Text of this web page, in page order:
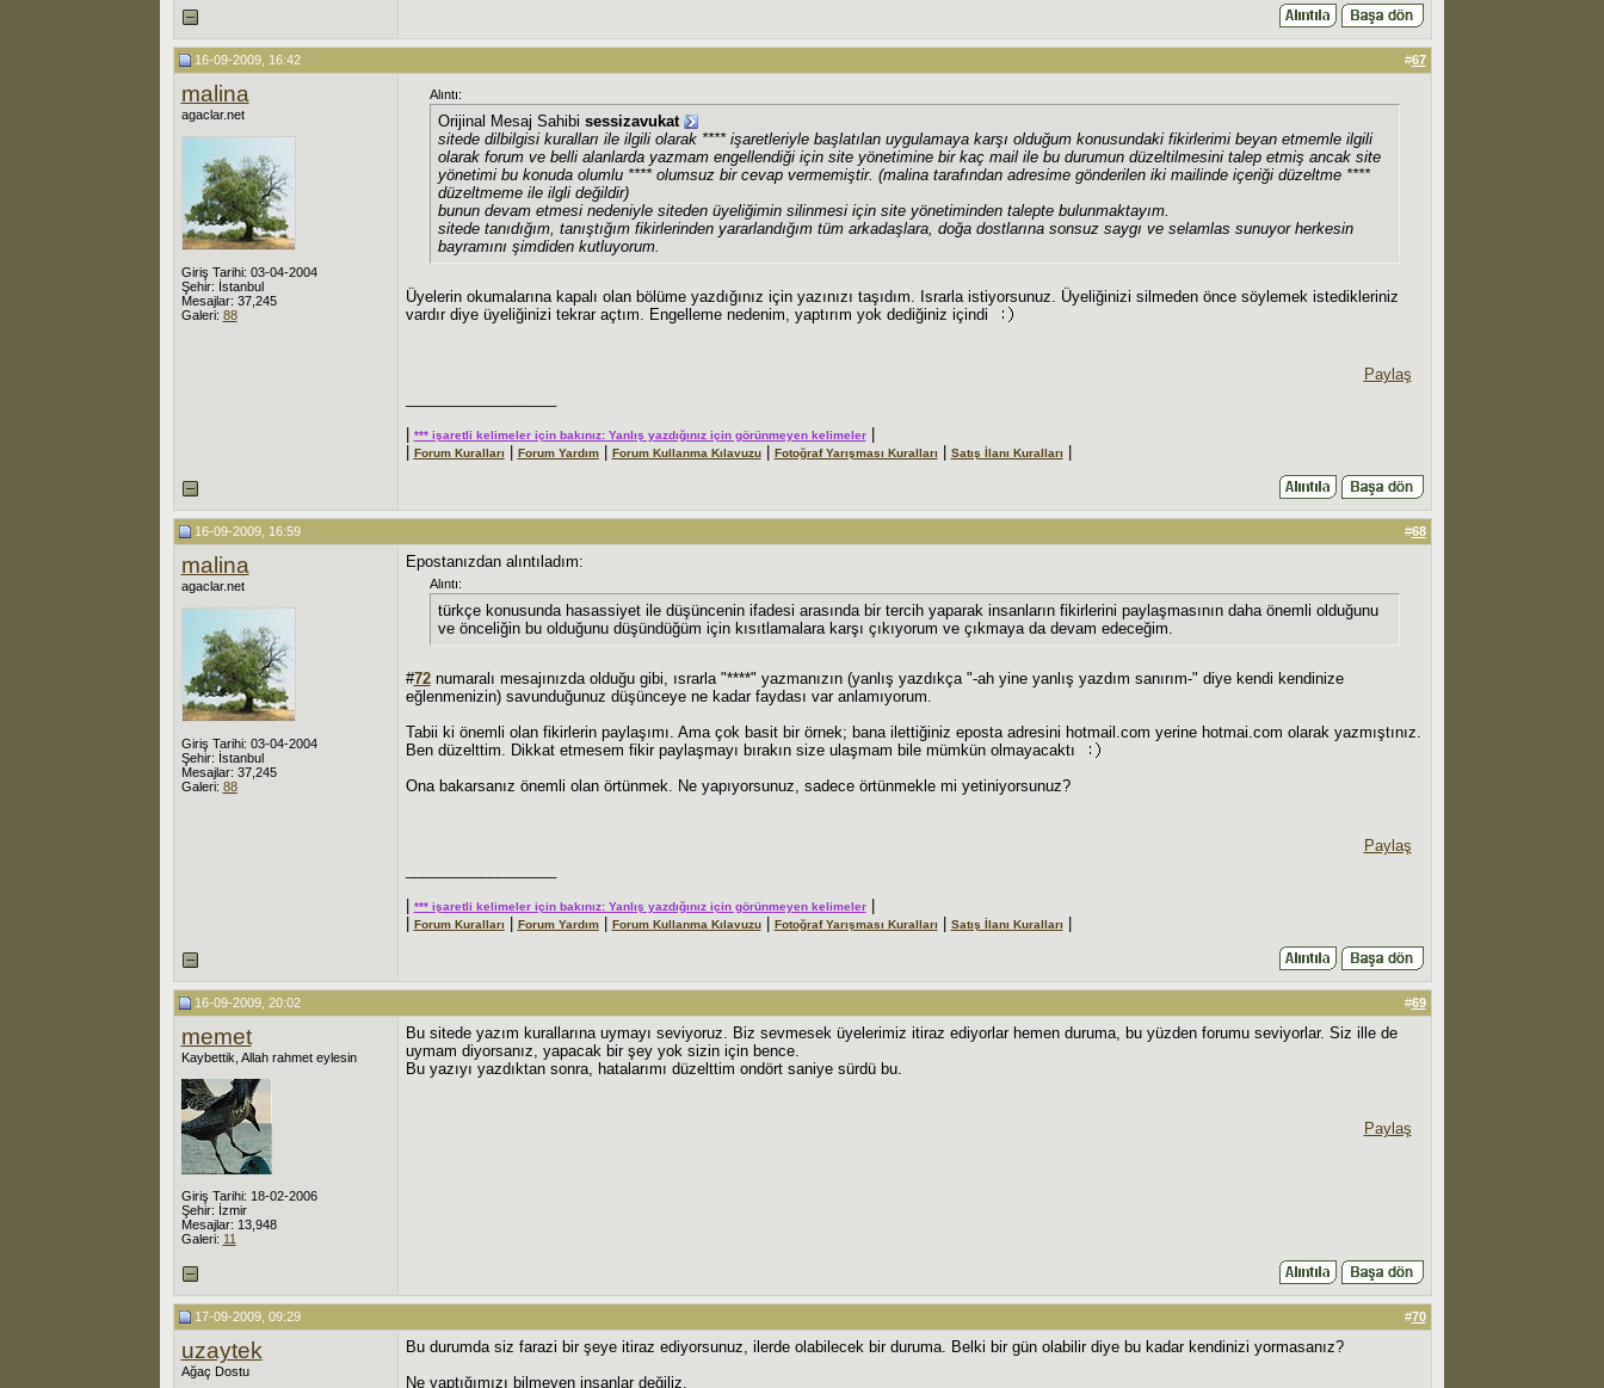
16-09-2009, 16:42 #67
malina
agaclar.net
Giriş Tarihi: 03-04-2004
Şehir: İstanbul
Mesajlar: 37,245
Galeri: 88
Alıntı:
Orijinal Mesaj Sahibi sessizavukat
sitede dilbilgisi kuralları ile ilgili olarak **** işaretleriyle başlatılan uygulamaya karşı olduğum konusundaki fikirlerimi beyan etmemle ilgili
olarak forum ve belli alanlarda yazmam engellendiği için site yönetimine bir kaç mail ile bu durumun düzeltilmesini talep etmiş ancak site
yönetimi bu konuda olumlu **** olumsuz bir cevap vermemiştir. (malina tarafından adresime gönderilen iki mailinde içeriği düzeltme ****
düzeltmeme ile ilgli değildir)
bunun devam etmesi nedeniyle siteden üyeliğimin silinmesi için site yönetiminden talepte bulunmaktayım.
sitede tanıdığım, tanıştığım fikirlerinden yararlandığım tüm arkadaşlara, doğa dostlarına sonsuz saygı ve selamlas sunuyor herkesin
bayramını şimdiden kutluyorum.
Üyelerin okumalarına kapalı olan bölüme yazdığınız için yazınızı taşıdım. Israrla istiyorsunuz. Üyeliğinizi silmeden önce söylemek istedikleriniz
vardır diye üyeliğinizi tekrar açtım. Engelleme nedenim, yaptırım yok dediğiniz içindi
Paylaş
.
*** işaretli kelimeler için bakınız: Yanlış yazdığınız için görünmeyen kelimeler|
Forum Kuralları Forum Yardım| Forum Kullanma Kılavuzu| Fotoğraf Yarışması Kuralları Satış İlanı Kuralları
16-09-2009, 16:59 #68
malina
agaclar.net
Giriş Tarihi: 03-04-2004
Şehir: İstanbul
Mesajlar: 37,245
Galeri: 88
Epostanızdan alıntıladım:
Alıntı:
türkçe konusunda hasassiyet ile düşüncenin ifadesi arasında bir tercih yaparak insanların fikirlerini paylaşmasının daha önemli olduğunu
ve önceliğin bu olduğunu düşündüğüm için kısıtlamalara karşı çıkıyorum ve çıkmaya da devam edeceğim.
#72numaralı mesajınızda olduğu gibi, ısrarla "****" yazmanızın (yanlış yazdıkça "-ah yine yanlış yazdım sanırım-" diye kendi kendinize
eğlenmenizin) savunduğunuz düşünceye ne kadar faydası var anlamıyorum.
Tabii ki önemli olan fikirlerin paylaşımı. Ama çok basit bir örnek; bana ilettiğiniz eposta adresini hotmail.com yerine hotmai.com olarak yazmıştınız.
Ben düzelttim. Dikkat etmesem fikir paylaşmayı bırakın size ulaşmam bile mümkün olmayacaktı
Ona bakarsanız önemli olan örtünmek. Ne yapıyorsunuz, sadece örtünmekle mi yetiniyorsunuz?
Paylaş
.
*** işaretli kelimeler için bakınız: Yanlış yazdığınız için görünmeyen kelimeler|
Forum Kuralları Forum Yardım| Forum Kullanma Kılavuzu| Fotoğraf Yarışması Kuralları Satış İlanı Kuralları
16-09-2009, 20:02 #69
memet
Kaybettik, Allah rahmet eylesin
Giriş Tarihi: 18-02-2006
Şehir: İzmir
Mesajlar: 13,948
Galeri: 11
Bu sitede yazım kurallarına uymayı seviyoruz. Biz sevmesek üyelerimiz itiraz ediyorlar hemen duruma, bu yüzden forumu seviyorlar. Siz ille de
uymam diyorsanız, yapacak bir şey yok sizin için bence.
Bu yazıyı yazdıktan sonra, hatalarımı düzelttim ondört saniye sürdü bu.
Paylaş
17-09-2009, 09:29 #70
uzaytek
Ağaç Dostu
Bu durumda siz farazi bir şeye itiraz ediyorsunuz, ilerde olabilecek bir duruma. Belki bir gün olabilir diye bu kadar kendinizi yormasanız?
Ne yaptığımızı bilmeyen insanlar değiliz.